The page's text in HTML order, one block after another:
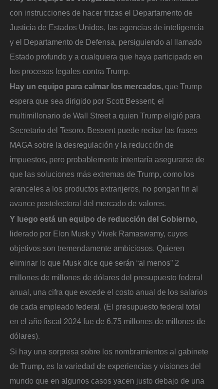
con instrucciones de hacer trizas el Departamento de
Justicia de Estados Unidos, las agencias de inteligencia
y el Departamento de Defensa, persiguiendo al llamado
Estado profundo y a cualquiera que haya participado en
los procesos legales contra Trump.
Hay un equipo para calmar los mercados, que Trump
espera que sea dirigido por Scott Bessent, el
multimillonario de Wall Street a quien Trump eligió para
Secretario del Tesoro. Bessent puede recitar las frases
MAGA sobre la desregulación y la reducción de
impuestos, pero probablemente intentaría asegurarse de
que las soluciones más extremas de Trump, como los
aranceles a los productos extranjeros, no pongan fin al
avance postelectoral del mercado de valores.
Y luego está un equipo de reducción del Gobierno,
liderado por Elon Musk y Vivek Ramaswamy, cuyos
objetivos son tremendamente ambiciosos. Quieren
eliminar lo que Musk dice que serán “al menos” 2
millones de millones de dólares del presupuesto federal
anual, una cifra que excede el costo anual de los salarios
de cada empleado federal. (El presupuesto federal total
en el año fiscal 2024 fue de 6.75 millones de millones de
dólares).
Si hay una sorpresa sobre los nombramientos al gabinete
de Trump, es la variedad de experiencias y visiones del
mundo que en algunos casos yacen justo debajo de una